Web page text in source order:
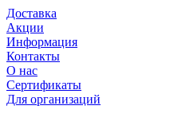
Доставка
Акции
Информация
Контакты
О нас
Сертификаты
Для организаций